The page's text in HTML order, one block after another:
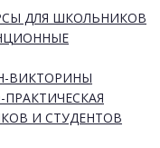
ДЛЯ ШКОЛЬНИКОВ
ВИКТОРИНЫ
И СТУДЕНТОВ